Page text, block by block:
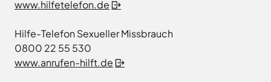
www.hilfetelefon.de
Hilfe-Telefon Sexueller Missbrauch
0800 22 55 530
www.anrufen-hilft.de
Landgesellschaft
Osnabrücker
Land
–
12.00
Uhr
Samstag
9.30 - 11.30 Uhr
Bad
Bad
Iburg
Bad